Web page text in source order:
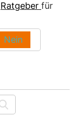
Ratgeber für
Nein